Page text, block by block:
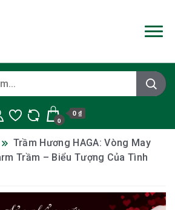
0
0 ₫
Trầm Hương HAGA: Vòng May
Trầm – Biểu Tượng Của Tình